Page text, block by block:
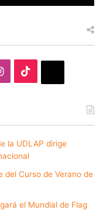
Instagram
la UDLAP dirige
del Curso de Verano de
el Mundial de Flag